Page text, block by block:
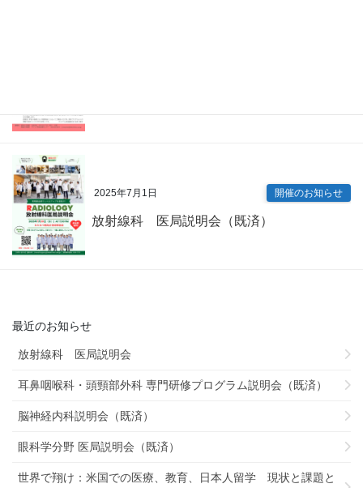
2025年7月1日 開催のお知らせ
放射線科 医局説明会（既済）
最近のお知らせ
放射線科 医局説明会
耳鼻咽喉科・頭頸部外科 専門研修プログラム説明会（既済）
脳神経内科説明会（既済）
眼科学分野 医局説明会（既済）
世界で翔け：米国での医療、教育、日本人留学 現状と課題と